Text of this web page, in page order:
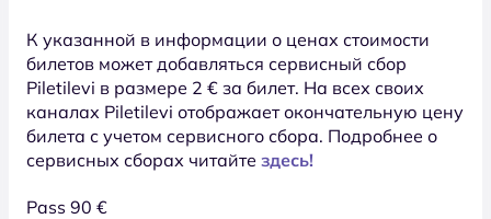
К указанной в информации о ценах стоимости
билетов может добавляться сервисный сбор
Piletilevi в размере 2 € за билет. На всех своих
каналах Piletilevi отображает окончательную цену
билета с учетом сервисного сбора. Подробнее о
сервисных сборах читайте здесь!
Pass 90 €